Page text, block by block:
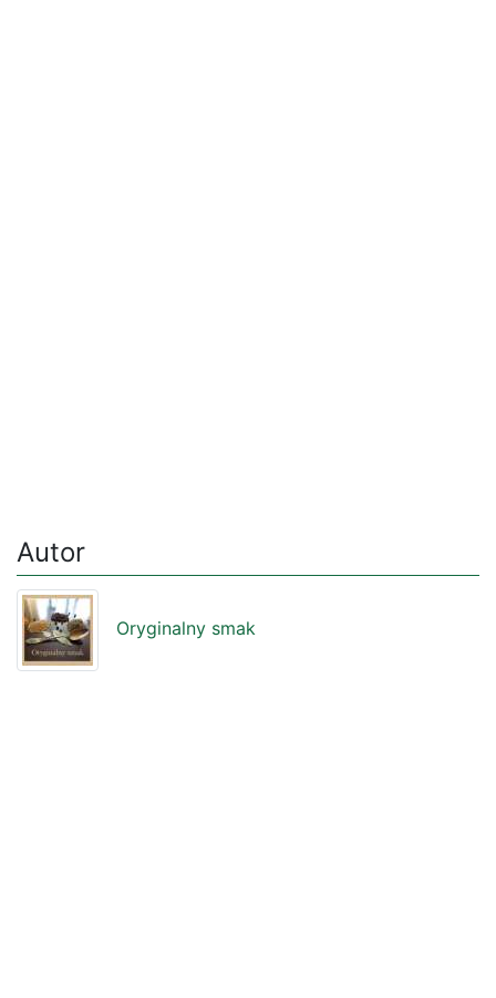
Autor
Oryginalny smak